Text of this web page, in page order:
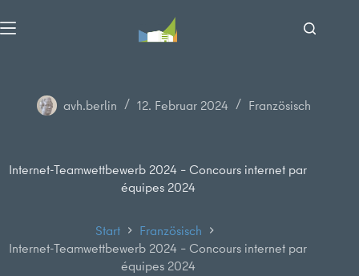
Inhalt
avh.berlin 12. Februar 2024 Französisch
Internet-Teamwettbewerb 2024 – Concours internet par
équipes 2024
Start
Französisch
Internet-Teamwettbewerb 2024 – Concours internet par
équipes 2024